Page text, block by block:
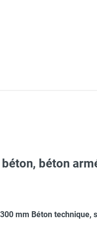
béton
mm Béton technique,